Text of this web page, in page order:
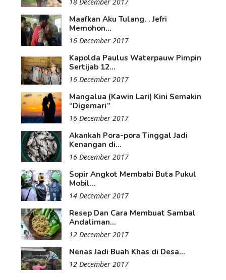
Maafkan Aku Tulang. . Jefri
Memohon...
16 December 2017
Kapolda Paulus Waterpauw Pimpin
Sertijab 12...
16 December 2017
Mangalua (Kawin Lari) Kini Semakin
“Digemari”
16 December 2017
Akankah Pora-pora Tinggal Jadi
Kenangan di...
16 December 2017
Sopir Angkot Membabi Buta Pukul
Mobil...
14 December 2017
Resep Dan Cara Membuat Sambal
Andaliman...
12 December 2017
Nenas Jadi Buah Khas di Desa...
12 December 2017